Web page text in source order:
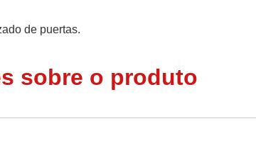
de puertas.
sobre o produto